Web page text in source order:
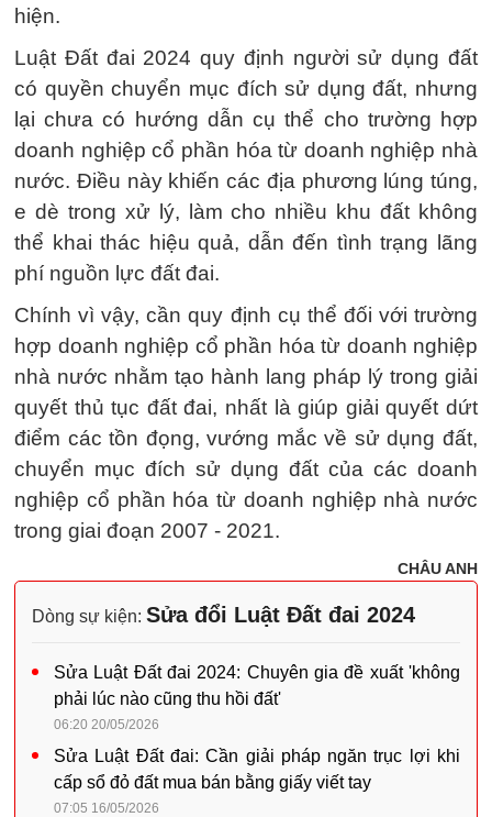
hiện.
Luật Đất đai 2024 quy định người sử dụng đất
có quyền chuyển mục đích sử dụng đất, nhưng
lại chưa có hướng dẫn cụ thể cho trường hợp
doanh nghiệp cổ phần hóa từ doanh nghiệp nhà
nước. Điều này khiến các địa phương lúng túng,
e dè trong xử lý, làm cho nhiều khu đất không
thể khai thác hiệu quả, dẫn đến tình trạng lãng
phí nguồn lực đất đai.
Chính vì vậy, cần quy định cụ thể đối với trường
hợp doanh nghiệp cổ phần hóa từ doanh nghiệp
nhà nước nhằm tạo hành lang pháp lý trong giải
quyết thủ tục đất đai, nhất là giúp giải quyết dứt
điểm các tồn đọng, vướng mắc về sử dụng đất,
chuyển mục đích sử dụng đất của các doanh
nghiệp cổ phần hóa từ doanh nghiệp nhà nước
trong giai đoạn 2007 - 2021.
CHÂU ANH
Dòng sự kiện: Sửa đổi Luật Đất đai 2024
Sửa Luật Đất đai 2024: Chuyên gia đề xuất 'không
phải lúc nào cũng thu hồi đất'
06:20 20/05/2026
Sửa Luật Đất đai: Cần giải pháp ngăn trục lợi khi
cấp sổ đỏ đất mua bán bằng giấy viết tay
07:05 16/05/2026